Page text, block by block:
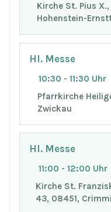
Kirche St. Pius
Hohenstein-
Hl. Messe
10:30 - 11:30 Uhr
Pfarrkirche
Zwickau
Hl. Messe
11:00 - 12:00 Uhr
Kirche St.
43, 08451,